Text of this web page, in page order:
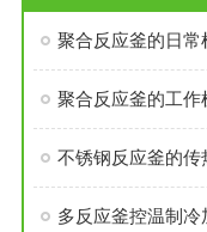
聚合反应釜的日常
聚合反应釜的工
不锈钢反应釜的传
多反应釜控温制